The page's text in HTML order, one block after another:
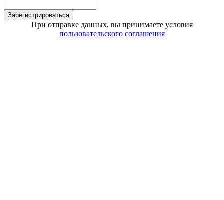
Зарегистрироваться
При отправке данных, вы принимаете условия
пользовательского соглашения